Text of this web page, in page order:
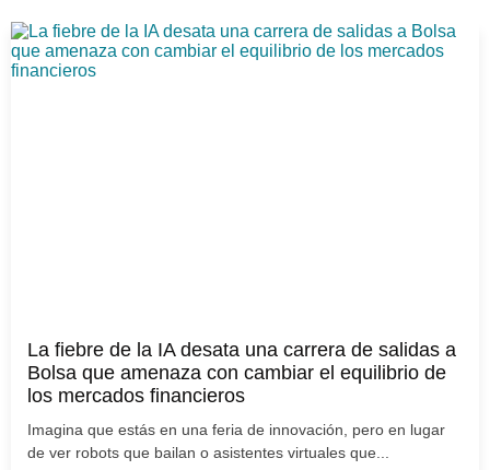
La fiebre de la IA desata una carrera de salidas a
Bolsa que amenaza con cambiar el equilibrio de
los mercados financieros
Imagina que estás en una feria de innovación, pero en lugar
de ver robots que bailan o asistentes virtuales que...